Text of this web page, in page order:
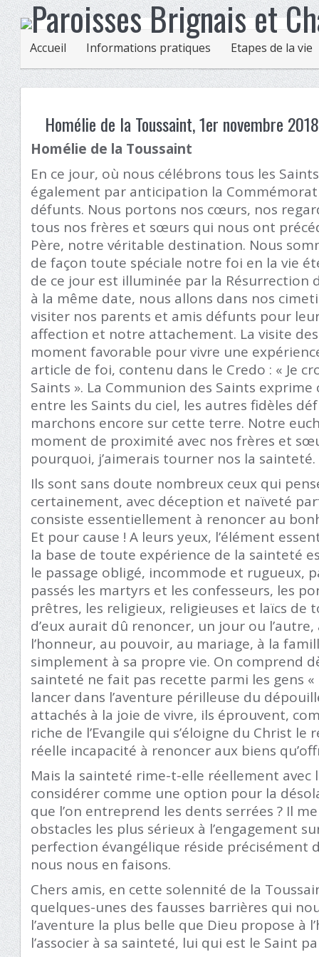
Accueil Informations pratiques Etapes de la vie
Homélie de la Toussaint, 1er novembre 2018
Homélie de la Toussaint
En ce jour, où nous célébrons tous les
également par anticipation la
défunts. Nous portons nos cœurs, nos
tous nos frères et sœurs qui nous ont
Père, notre véritable destination. Nous
de façon toute spéciale notre foi en la vie
de ce jour est illuminée par la Résurrection
à la même date, nous allons dans nos
visiter nos parents et amis défunts pour
affection et notre attachement. La visite
moment favorable pour vivre une
article de foi, contenu dans le Credo : « Je
Saints ». La Communion des Saints exprime
entre les Saints du ciel, les autres fidèles
marchons encore sur cette terre. Notre
moment de proximité avec nos frères et
pourquoi, j’aimerais tourner nos la sainteté.
Ils sont sans doute nombreux ceux qui
certainement, avec déception et naïveté
consiste essentiellement à renoncer au
Et pour cause ! A leurs yeux, l’élément
la base de toute expérience de la sainteté
le passage obligé, incommode et rugueux,
passés les martyrs et les confesseurs, les
prêtres, les religieux, religieuses et laïcs de
d’eux aurait dû renoncer, un jour ou l’autre,
l’honneur, au pouvoir, au mariage, à la
simplement à sa propre vie. On comprend
sainteté ne fait pas recette parmi les gens
lancer dans l’aventure périlleuse du
attachés à la joie de vivre, ils éprouvent,
riche de l’Evangile qui s’éloigne du Christ
réelle incapacité à renoncer aux biens
Mais la sainteté rime-t-elle réellement avec
considérer comme une option pour la
que l’on entreprend les dents serrées ? Il
obstacles les plus sérieux à l’engagement
perfection évangélique réside précisément
nous nous en faisons.
Chers amis, en cette solennité de la
quelques-unes des fausses barrières qui
l’aventure la plus belle que Dieu propose à
l’associer à sa sainteté, lui qui est le Saint